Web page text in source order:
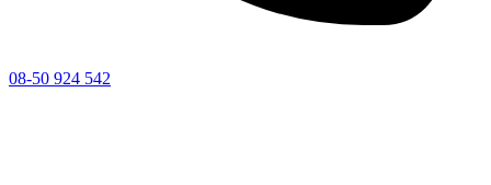
08-50 924 542